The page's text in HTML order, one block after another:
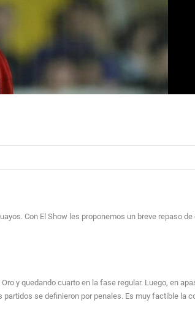
Con El Show les proponemos un breve repaso
y quedando cuarto en la fase regular. Luego, en
se definieron por penales. Es muy factible la